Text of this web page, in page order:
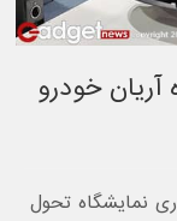
نمایشگاه تحول